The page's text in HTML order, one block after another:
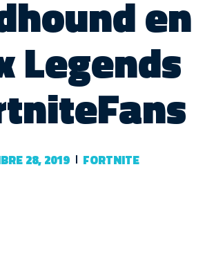
en
Legends
28, 2019 FORTNITE